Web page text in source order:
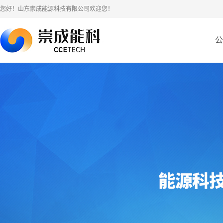
您好！山东崇成能源科技有限公司欢迎您！